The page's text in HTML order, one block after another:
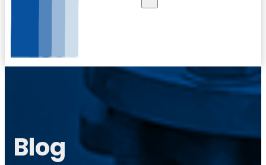
Blog